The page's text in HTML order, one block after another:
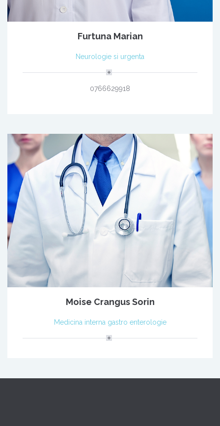
Furtuna Marian
Neurologie si urgenta
0766629918
Moise Crangus Sorin
Medicina interna gastro enterologie